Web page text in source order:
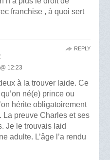
franchise , à quoi sert
12:23
à la trouver laide. Ce
né(e) prince ou
hérite obligatoirement
La preuve Charles et ses
Je le trouvais laid
adulte. L’âge l’a rendu
REPLY